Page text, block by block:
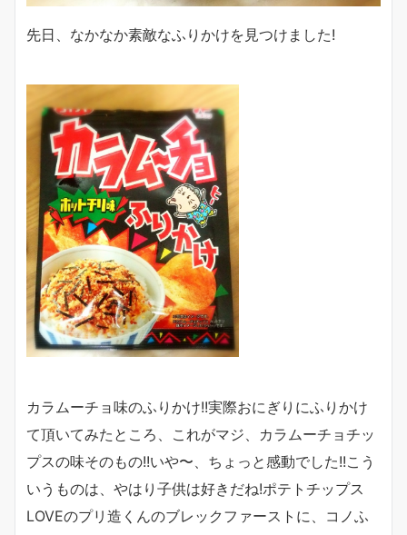
先日、なかなか素敵なふりかけを見つけました!
カラムーチョ味のふりかけ!!実際おにぎりにふりかけ
て頂いてみたところ、これがマジ、カラムーチョチッ
プスの味そのもの!!いや〜、ちょっと感動でした!!こう
いうものは、やはり子供は好きだね!ポテトチップス
LOVEのプリ造くんのブレックファーストに、コノふ